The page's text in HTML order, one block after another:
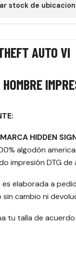
stock de
AUTO VI
HIDDEN
algodón
impresión DTG de
elaborada a
cambio ni
tu talla de